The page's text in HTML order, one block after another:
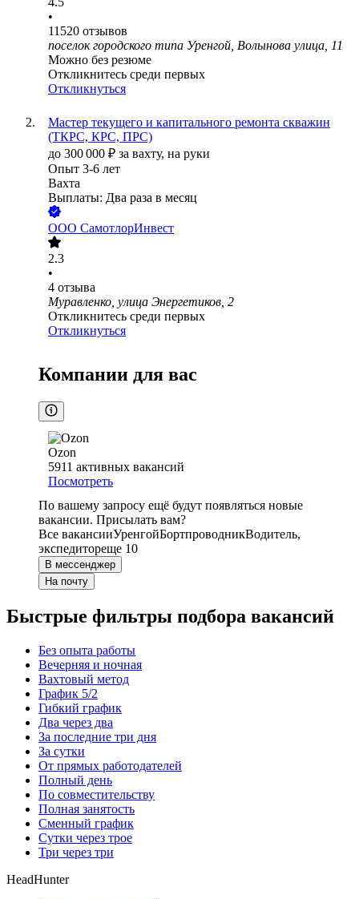
•
11520 отзывов
поселок городского типа Уренгой, Волынова улица, 11
Можно без резюме
Откликнитесь среди первых
Откликнуться
Мастер текущего и капитального ремонта скважин
(ТКРС, КРС, ПРС)
до 300 000 ₽ за вахту, на руки
Опыт 3-6 лет
Вахта
Выплаты: Два раза в месяц
ООО СамотлорИнвест
2.3
•
4 отзыва
Муравленко, улица Энергетиков, 2
Откликнитесь среди первых
Откликнуться
Компании для вас
Ozon
5911 активных вакансий
Посмотреть
По вашему запросу ещё будут появляться новые
вакансии. Присылать вам?
Все вакансииУренгойБортпроводникВодитель,
экспедитореще 10
В мессенджер
На почту
Быстрые фильтры подбора вакансий
Без опыта работы
Вечерняя и ночная
Вахтовый метод
График 5/2
Гибкий график
Два через два
За последние три дня
За сутки
От прямых работодателей
Полный день
По совместительству
Полная занятость
Сменный график
Сутки через трое
Три через три
HeadHunter